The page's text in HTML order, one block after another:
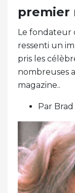
premier
Le fondateur
ressenti un
pris les
nombreuses
magazine..
Par